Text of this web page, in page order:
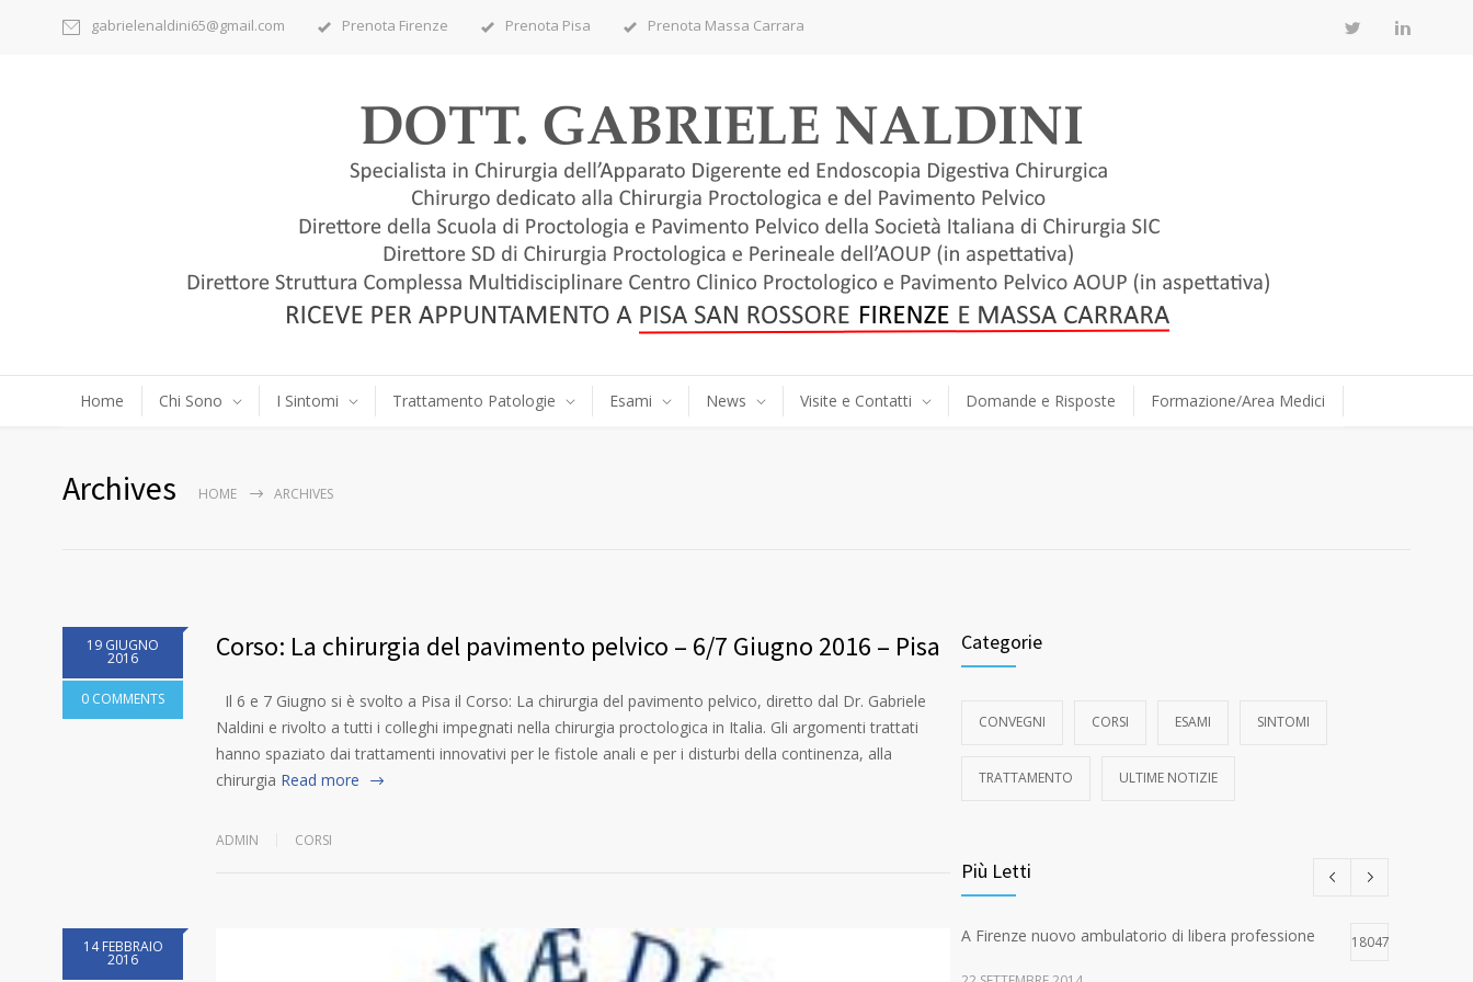
gabrielenaldini65@gmail.com Prenota Firenze Prenota Pisa Prenota Massa Carrara
Home Chi Sono I Sintomi Trattamento Patologie Esami News Visite e Contatti Domande e Risposte Formazione/Area Medici
Archives HOME ARCHIVES
19 GIUGNO
2016
0 COMMENTS
Corso: La chirurgia del pavimento pelvico – 6/7 Giugno 2016 – Pisa
Il 6 e 7 Giugno si è svolto a Pisa il Corso: La chirurgia del pavimento pelvico, diretto dal Dr. Gabriele
Naldini e rivolto a tutti i colleghi impegnati nella chirurgia proctologica in Italia. Gli argomenti trattati
hanno spaziato dai trattamenti innovativi per le fistole anali e per i disturbi della continenza, alla
chirurgia Read more
ADMIN CORSI
14 FEBBRAIO
2016
Categorie
CONVEGNI CORSI ESAMI SINTOMI
TRATTAMENTO ULTIME NOTIZIE
Più Letti
A Firenze nuovo ambulatorio di libera professione 18047